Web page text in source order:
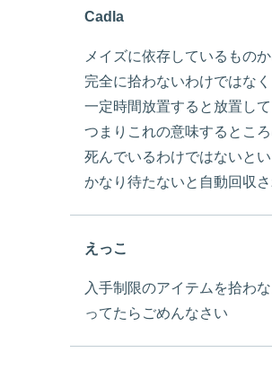
Cadla
メイズに依存しているもの
完全に拾わないわけではな
一定時間放置すると放置し
つまりこれの意味するとこ
死んでいるわけではないとい
かなり待たないと自動回収
えっこ
入手制限のアイテムを拾わ
ってたらごめんなさい